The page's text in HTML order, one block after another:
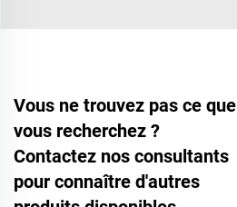
Vous ne trouvez pas ce que
vous recherchez ?
Contactez nos consultants
pour connaître d'autres